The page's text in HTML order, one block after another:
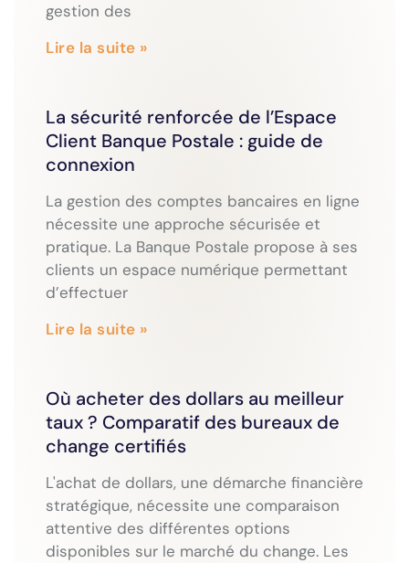
gestion des
Lire la suite »
La sécurité renforcée de l’Espace
Client Banque Postale : guide de
connexion
La gestion des comptes bancaires en ligne
nécessite une approche sécurisée et
pratique. La Banque Postale propose à ses
clients un espace numérique permettant
d’effectuer
Lire la suite »
Où acheter des dollars au meilleur
taux ? Comparatif des bureaux de
change certifiés
L'achat de dollars, une démarche financière
stratégique, nécessite une comparaison
attentive des différentes options
disponibles sur le marché du change. Les